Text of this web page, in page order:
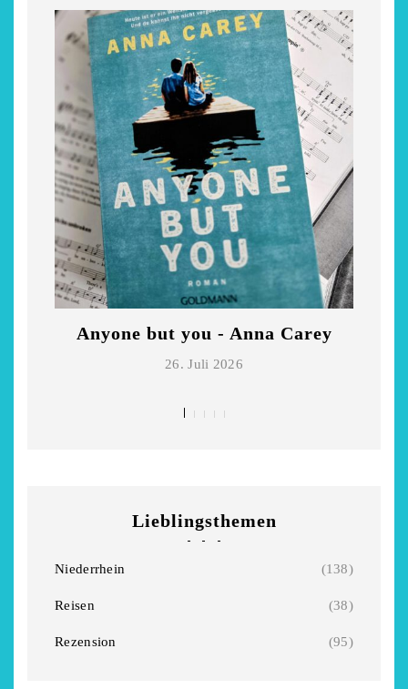
Niederrhein
2. Mai 2026
Garnier
5. April 2026
Anyone but you - Anna Carey
26. Juli 2026
Lieblingsthemen
Niederrhein (138)
Reisen (38)
Rezension (95)